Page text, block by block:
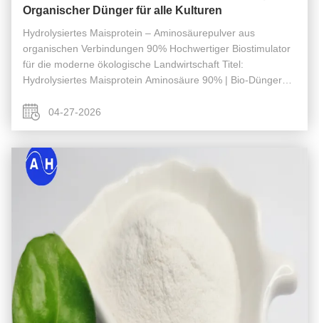
Organischer Dünger für alle Kulturen
Hydrolysiertes Maisprotein – Aminosäurepulver aus
organischen Verbindungen 90% Hochwertiger Biostimulator
für die moderne ökologische Landwirtschaft Titel:
Hydrolysiertes Maisprotein Aminosäure 90% | Bio-Dünger
Aminosäurepulver 90% (90% ...
04-27-2026